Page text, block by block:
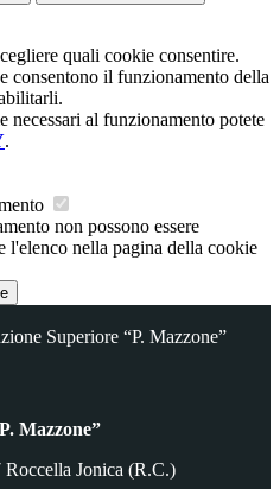
quali cookie consentire.
consentono il funzionamento della
necessari al funzionamento potete
.
non possono essere
l'elenco nella pagina della cookie
Superiore “P. Mazzone”
Mazzone”
Jonica (R.C.)